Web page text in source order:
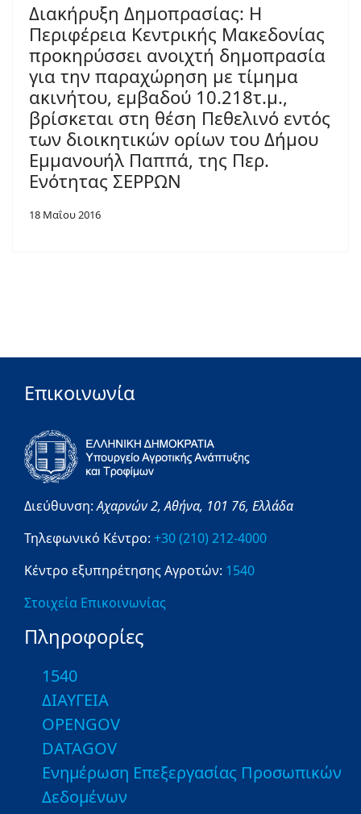
Διακήρυξη Δημοπρασίας: Η
Περιφέρεια Κεντρικής Μακεδονίας
προκηρύσσει ανοιχτή δημοπρασία
για την παραχώρηση με τίμημα
ακινήτου, εμβαδού 10.218τ.μ.,
βρίσκεται στη θέση Πεθελινό εντός
των διοικητικών ορίων του Δήμου
Εμμανουήλ Παππά, της Περ.
Ενότητας ΣΕΡΡΩΝ
18 Μαΐου 2016
Επικοινωνία
Διεύθυνση:Αχαρνών 2,Αθήνα, 101 76, Ελλάδα
Τηλεφωνικό Κέντρο: +30 (210) 212-4000
Κέντρο εξυπηρέτησης Αγροτών: 1540
Στοιχεία Επικοινωνίας
Πληροφορίες
1540
ΔΙΑΥΓΕΙΑ
OPENGOV
DATAGOV
Ενημέρωση Επεξεργασίας Προσωπικών
Δεδομένων